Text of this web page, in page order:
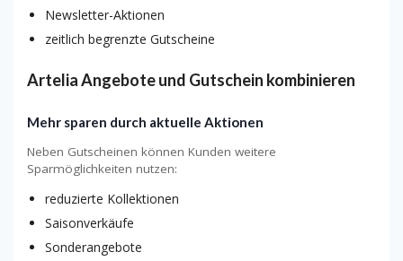
Newsletter-Aktionen
zeitlich begrenzte Gutscheine
Artelia Angebote und Gutschein kombinieren
Mehr sparen durch aktuelle Aktionen
Neben Gutscheinen können Kunden weitere
Sparmöglichkeiten nutzen:
reduzierte Kollektionen
Saisonverkäufe
Sonderangebote